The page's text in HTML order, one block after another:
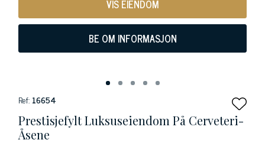
VIS EIENDOM
BE OM INFORMASJON
Ref: 16654
Prestisjefylt Luksuseiendom På Cerveteri-
Åsene